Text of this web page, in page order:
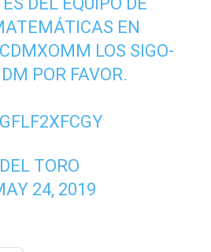
EN
LOS SIGO-
POR FAVOR.
TORO
24, 2019